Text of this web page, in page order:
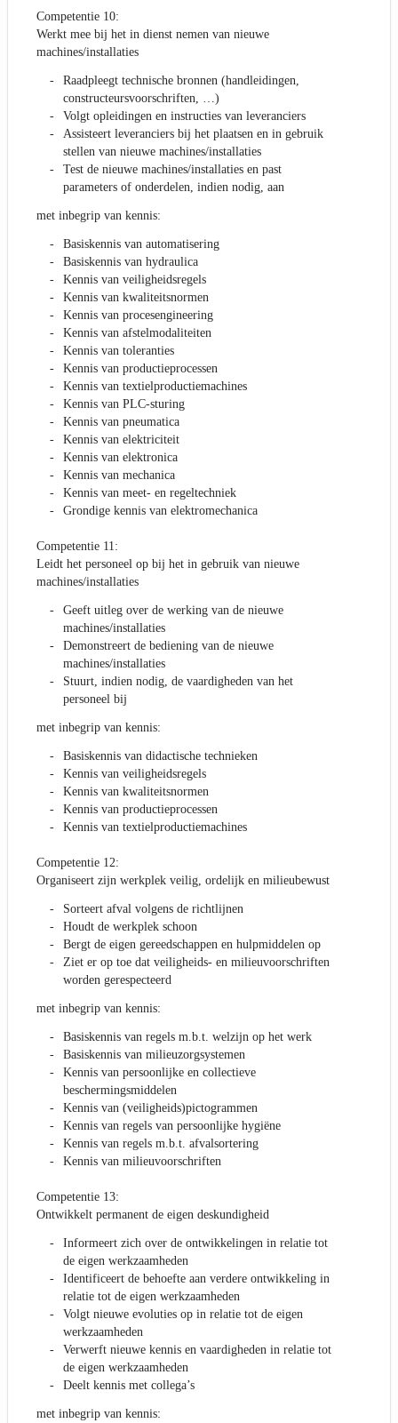
Competentie 10:
Werkt mee bij het in dienst nemen van nieuwe
machines/installaties
Raadpleegt technische bronnen (handleidingen,
constructeursvoorschriften, …)
Volgt opleidingen en instructies van leveranciers
Assisteert leveranciers bij het plaatsen en in gebruik
stellen van nieuwe machines/installaties
Test de nieuwe machines/installaties en past
parameters of onderdelen, indien nodig, aan
met inbegrip van kennis:
Basiskennis van automatisering
Basiskennis van hydraulica
Kennis van veiligheidsregels
Kennis van kwaliteitsnormen
Kennis van procesengineering
Kennis van afstelmodaliteiten
Kennis van toleranties
Kennis van productieprocessen
Kennis van textielproductiemachines
Kennis van PLC-sturing
Kennis van pneumatica
Kennis van elektriciteit
Kennis van elektronica
Kennis van mechanica
Kennis van meet- en regeltechniek
Grondige kennis van elektromechanica
Competentie 11:
Leidt het personeel op bij het in gebruik van nieuwe
machines/installaties
Geeft uitleg over de werking van de nieuwe
machines/installaties
Demonstreert de bediening van de nieuwe
machines/installaties
Stuurt, indien nodig, de vaardigheden van het
personeel bij
met inbegrip van kennis:
Basiskennis van didactische technieken
Kennis van veiligheidsregels
Kennis van kwaliteitsnormen
Kennis van productieprocessen
Kennis van textielproductiemachines
Competentie 12:
Organiseert zijn werkplek veilig, ordelijk en milieubewust
Sorteert afval volgens de richtlijnen
Houdt de werkplek schoon
Bergt de eigen gereedschappen en hulpmiddelen op
Ziet er op toe dat veiligheids- en milieuvoorschriften
worden gerespecteerd
met inbegrip van kennis:
Basiskennis van regels m.b.t. welzijn op het werk
Basiskennis van milieuzorgsystemen
Kennis van persoonlijke en collectieve
beschermingsmiddelen
Kennis van (veiligheids)pictogrammen
Kennis van regels van persoonlijke hygiëne
Kennis van regels m.b.t. afvalsortering
Kennis van milieuvoorschriften
Competentie 13:
Ontwikkelt permanent de eigen deskundigheid
Informeert zich over de ontwikkelingen in relatie tot
de eigen werkzaamheden
Identificeert de behoefte aan verdere ontwikkeling in
relatie tot de eigen werkzaamheden
Volgt nieuwe evoluties op in relatie tot de eigen
werkzaamheden
Verwerft nieuwe kennis en vaardigheden in relatie tot
de eigen werkzaamheden
Deelt kennis met collega’s
met inbegrip van kennis: